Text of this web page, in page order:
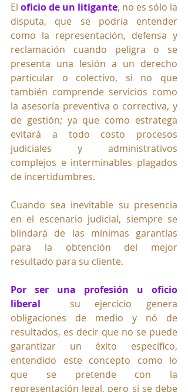
El oficio de un litigante, no es sólo la
disputa, que se podría entender
como la representación, defensa y
reclamación cuando peligra o se
presenta una lesión a un derecho
particular o colectivo, si no que
también comprende servicios como
la asesoría preventiva o correctiva, y
de gestión; ya que como estratega
evitará a todo costo procesos
judiciales y administrativos
complejos e interminables plagados
de incertidumbres.
Cuando sea inevitable su presencia
en el escenario judicial, siempre se
blindará de las mínimas garantías
para la obtención del mejor
resultado para su cliente.
Por ser una profesión u oficio
liberal
  su ejercicio genera
obligaciones de medio y nó de
resultados, es decir que no se puede
garantizar un éxito específico,
entendido este concepto como lo
que se pretende con la
representación legal, pero si se debe